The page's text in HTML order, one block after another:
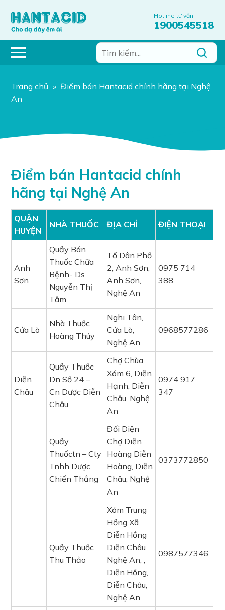
Hotline tư vấn
1900545518
Trang chủ » Điểm bán Hantacid chính hãng tại Nghệ
An
Điểm bán Hantacid chính
hãng tại Nghệ An
QUẬN
HUYỆN
NHÀ THUỐC ĐỊA CHỈ ĐIỆN THOẠI
Anh
Sơn
Quầy Bán
Thuốc Chữa
Bệnh- Ds
Nguyễn Thị
Tâm
Tố Dân Phố
2, Anh Sơn,
Anh Sơn,
Nghệ An
0975 714
388
Cửa Lò
Nhà Thuốc
Hoàng Thúy
Nghi Tân,
Cửa Lò,
Nghệ An
0968577286
Diễn
Châu
Quầy Thuốc
Dn Số 24 –
Cn Dược Diễn
Châu
Chợ Chùa
Xóm 6, Diễn
Hạnh, Diễn
Châu, Nghệ
An
0974 917
347
Quầy
Thuốctn – Cty
Tnhh Dược
Chiến Thắng
Đối Diện
Chợ Diễn
Hoàng Diễn
Hoàng, Diễn
Châu, Nghệ
An
0373772850
Quầy Thuốc
Thu Thảo
Xóm Trung
Hồng Xã
Diễn Hồng
Diễn Châu
Nghệ An, ,
Diễn Hồng,
Diễn Châu,
Nghệ An
0987577346